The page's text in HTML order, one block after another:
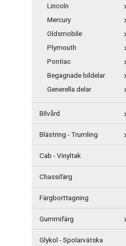
Lincoln
Mercury
Oldsmobile
Plymouth
Pontiac
Begagnade bildelar
Generella delar
Bilvård
Blästring - Trumling
Cab - Vinyltak
Chassifärg
Färgborttagning
Gummifärg
Glykol - Spolarvätska